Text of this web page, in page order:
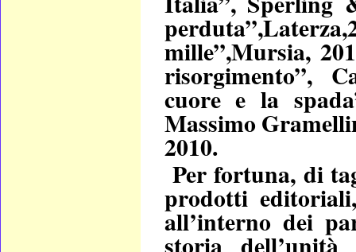
mille”,Mursia,
risorgimento”,
cuore e la
Massimo
2010.
Per fortuna, di
prodotti
all’interno dei